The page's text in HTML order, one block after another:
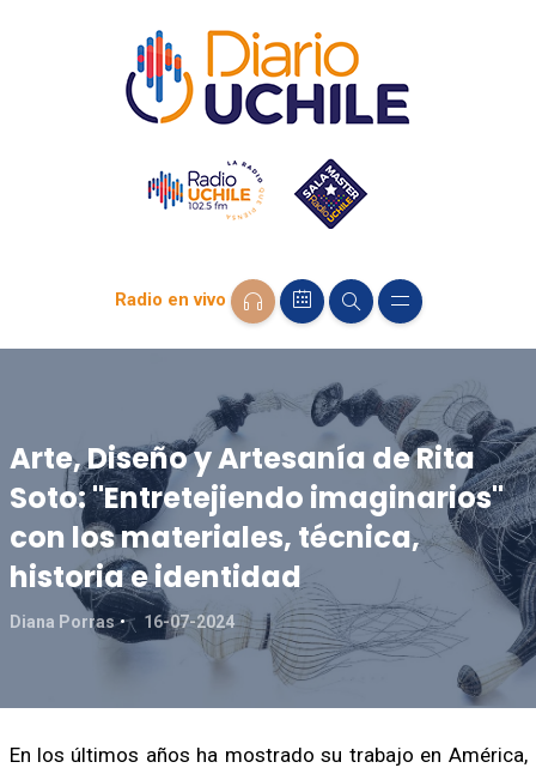
Radio en vivo
Arte, Diseño y Artesanía de Rita
Soto: "Entretejiendo imaginarios"
con los materiales, técnica,
historia e identidad
Diana Porras 16-07-2024
En los últimos años ha mostrado su trabajo en América,